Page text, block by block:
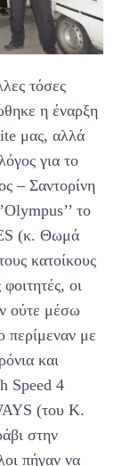
τόσες
η έναρξη
μας, αλλά
για το
– Σαντορίνη
το
(κ. Θωμά
κατοίκους
οι
ούτε μέσω
περίμεναν με
και
Speed 4
(του Κ.
στην
πήγαν να